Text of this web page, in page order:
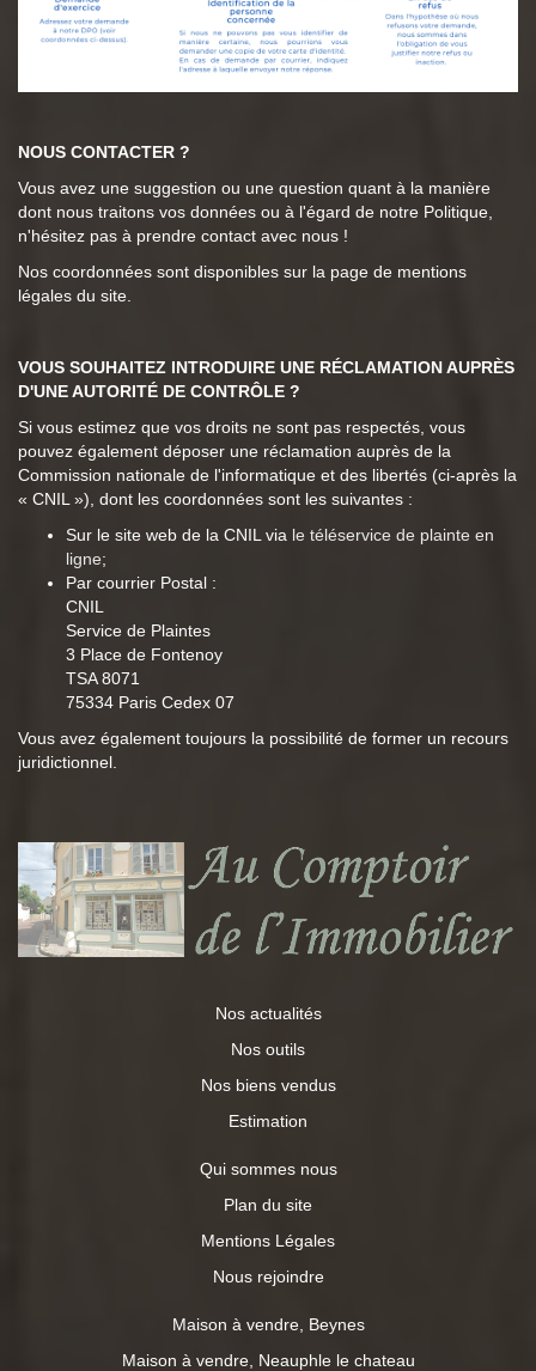
NOUS CONTACTER ?
Vous avez une suggestion ou une question quant à la manière
dont nous traitons vos données ou à l'égard de notre Politique,
n'hésitez pas à prendre contact avec nous !
Nos coordonnées sont disponibles sur la page de mentions
légales du site.
VOUS SOUHAITEZ INTRODUIRE UNE RÉCLAMATION AUPRÈS
D'UNE AUTORITÉ DE CONTRÔLE ?
Si vous estimez que vos droits ne sont pas respectés, vous
pouvez également déposer une réclamation auprès de la
Commission nationale de l'informatique et des libertés (ci-après la
« CNIL »), dont les coordonnées sont les suivantes :
Sur le site web de la CNIL via le téléservice de plainte en
ligne;
Par courrier Postal :
CNIL
Service de Plaintes
3 Place de Fontenoy
TSA 8071
75334 Paris Cedex 07
Vous avez également toujours la possibilité de former un recours
juridictionnel.
Nos actualités
Nos outils
Nos biens vendus
Estimation
Qui sommes nous
Plan du site
Mentions Légales
Nous rejoindre
Maison à vendre, Beynes
Maison à vendre, Neauphle le chateau